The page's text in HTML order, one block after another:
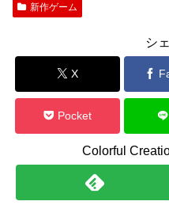
新作ゲーム
シ
X
Pocket
Colorful